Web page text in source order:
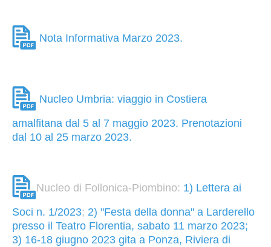
Nota Informativa Marzo 2023.
Nucleo Umbria: viaggio in Costiera
amalfitana dal 5 al 7 maggio 2023. Prenotazioni
dal 10 al 25 marzo 2023.
Nucleo di Follonica-Piombino: 1) Lettera ai
Soci n. 1/2023; 2) "Festa della donna" a Larderello
presso il Teatro Florentia, sabato 11 marzo 2023;
3) 16-18 giugno 2023 gita a Ponza, Riviera di